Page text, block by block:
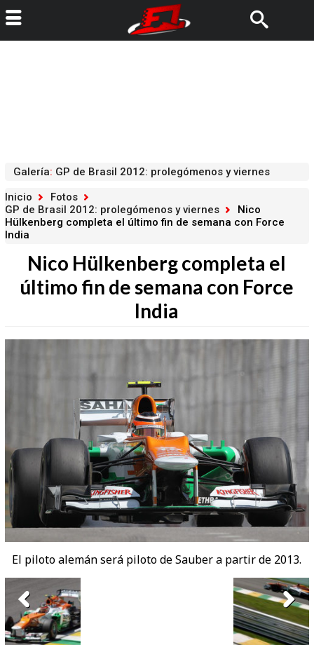
Galería: GP de Brasil 2012: prolegómenos y viernes
Inicio
Fotos
GP de Brasil 2012: prolegómenos y viernes
Nico
Hülkenberg completa el último fin de semana con Force
India
Nico Hülkenberg completa el
último fin de semana con Force
India
El piloto alemán será piloto de Sauber a partir de 2013.